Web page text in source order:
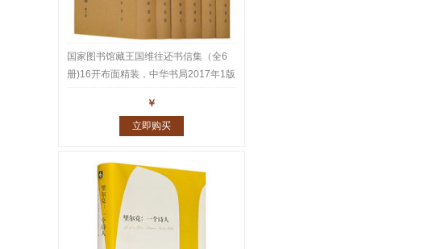
国家图书馆藏王国维往还书信集（全6
册)16开布面精装，中华书局2017年1版
往还书札共1543通2600多页真迹，名
￥
立即购买